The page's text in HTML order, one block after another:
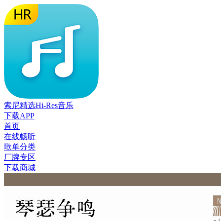
索尼精选Hi-Res音乐
下载APP
首页
在线畅听
歌单分类
厂牌专区
下载商城